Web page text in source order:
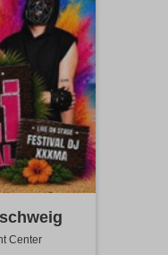
Center